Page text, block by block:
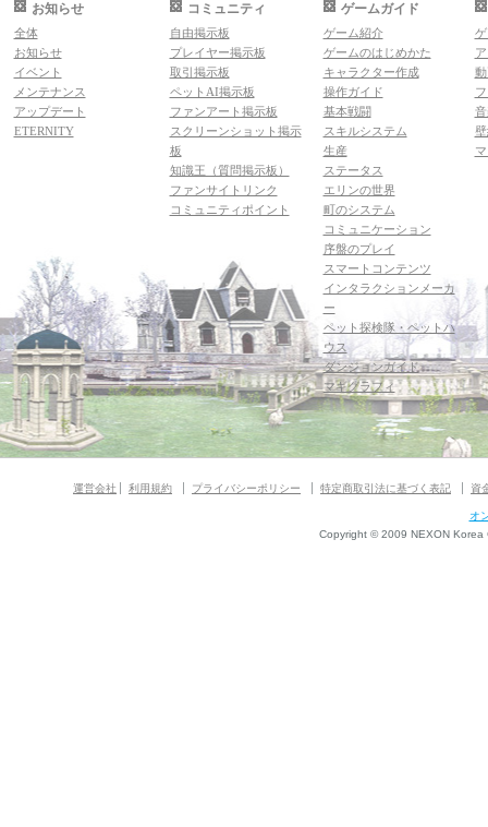
お知らせ
全体
お知らせ
イベント
メンテナンス
アップデート
ETERNITY
コミュニティ
自由掲示板
プレイヤー掲示板
取引掲示板
ペットAI掲示板
ファンアート掲示板
スクリーンショット掲示
板
知識王（質問掲示板）
ファンサイトリンク
コミュニティポイント
ゲームガイド
ゲーム紹介
ゲームのはじめかた
キャラクター作成
操作ガイド
基本戦闘
スキルシステム
生産
ステータス
エリンの世界
町のシステム
コミュニケーション
序盤のプレイ
スマートコンテンツ
インタラクションメーカ
ー
ペット探検隊・ペットハ
ウス
ダンジョンガイド
マギグラフィ
運営会社 利用規約 プライバシーポリシー 特定商取引法に基づく表記 資
オ
Copyright © 2009 NEXON Korea